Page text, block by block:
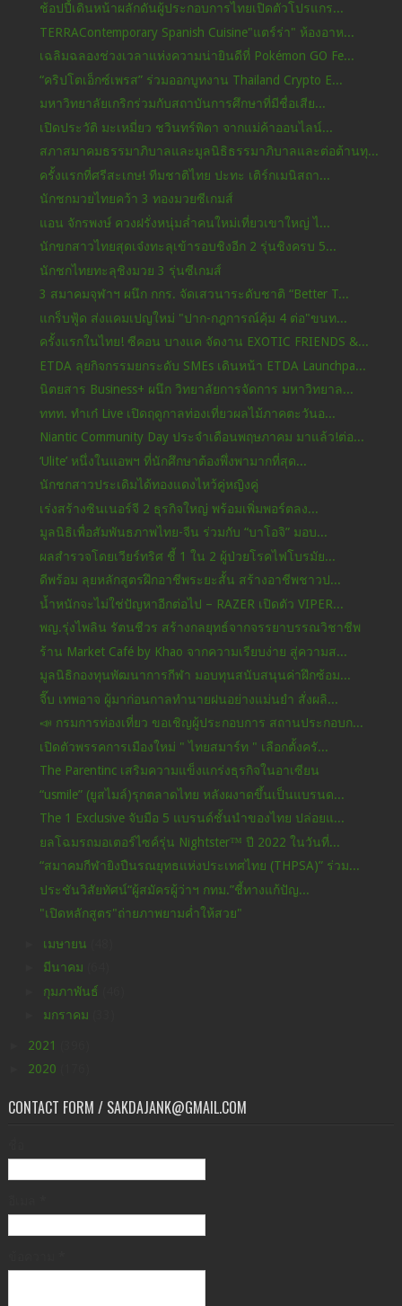
ช้อปปี้เดินหน้าผลักดันผู้ประกอบการไทยเปิดตัวโปรแกร...
TERRAContemporary Spanish Cuisine"แตร์ร่า" ห้องอาห...
เฉลิมฉลองช่วงเวลาแห่งความน่ายินดีที่ Pokémon GO Fe...
“คริปโตเอ็กซ์เพรส” ร่วมออกบูทงาน Thailand Crypto E...
มหาวิทยาลัยเกริกร่วมกับสถาบันการศึกษาที่มีชื่อเสีย...
เปิดประวัติ มะเหมี่ยว ชวินทร์พิดา จากแม่ค้าออนไลน์...
สภาสมาคมธรรมาภิบาลและมูลนิธิธรรมาภิบาลและต่อต้านทุ...
ครั้งแรกที่ศรีสะเกษ! ทีมชาติไทย ปะทะ เติร์กเมนิสถา...
นักชกมวยไทยคว้า 3 ทองมวยซีเกมส์
แอน จักรพงษ์ ควงฝรั่งหนุ่มล่ำคนใหม่เที่ยวเขาใหญ่ ไ...
นักขกสาวไทยสุดเจ๋งทะลุเข้ารอบชิงอีก 2 รุ่นชิงครบ 5...
นักชกไทยทะลุชิงมวย 3 รุ่นซีเกมส์
3 สมาคมจุฬาฯ ผนึก กกร. จัดเสวนาระดับชาติ “Better T...
แกร็บฟู้ด ส่งแคมเปญใหม่ "ปาก-กฎการณ์คุ้ม 4 ต่อ"ขนท...
ครั้งแรกในไทย! ซีคอน บางแค จัดงาน EXOTIC FRIENDS &...
ETDA ลุยกิจกรรมยกระดับ SMEs เดินหน้า ETDA Launchpa...
นิตยสาร Business+ ผนึก วิทยาลัยการจัดการ มหาวิทยาล...
ททท. ทำเก๋ Live เปิดฤดูกาลท่องเที่ยวผลไม้ภาคตะวันอ...
Niantic Community Day ประจำเดือนพฤษภาคม มาแล้ว!ต่อ...
‘Ulite’ หนึ่งในแอพฯ ที่นักศึกษาต้องพึ่งพามากที่สุด...
นักชกสาวประเดิมได้ทองแดงไหว้คู่หญิงคู่
เร่งสร้างซินเนอร์จี 2 ธุรกิจใหญ่ พร้อมเพิ่มพอร์ตลง...
มูลนิธิเพื่อสัมพันธภาพไทย-จีน ร่วมกับ “บาโอจิ” มอบ...
ผลสำรวจโดยเวียร์ทริศ ชี้ 1 ใน 2 ผู้ป่วยโรคไฟโบรมัย...
ดีพร้อม ลุยหลักสูตรฝึกอาชีพระยะสั้น สร้างอาชีพชาวป...
น้ำหนักจะไม่ใช่ปัญหาอีกต่อไป – RAZER เปิดตัว VIPER...
พญ.รุ่งไพลิน รัตนชีวร สร้างกลยุทธ์จากจรรยาบรรณวิชาชีพ
ร้าน Market Café by Khao จากความเรียบง่าย สู่ความส...
มูลนิธิกองทุนพัฒนาการกีฬา มอบทุนสนับสนุนค่าฝึกซ้อม...
จี๊บ เทพอาจ ผู้มาก่อนกาลทำนายฝนอย่างแม่นยำ สั่งผลิ...
📣 กรมการท่องเที่ยว ขอเชิญผู้ประกอบการ สถานประกอบก...
เปิดตัวพรรคการเมืองใหม่ " ไทยสมาร์ท " เลือกตั้งครั...
The Parentinc เสริมความแข็งแกร่งธุรกิจในอาเซียน
“usmile” (ยูสไมล์)รุกตลาดไทย หลังผงาดขึ้นเป็นแบรนด...
The 1 Exclusive จับมือ 5 แบรนด์ชั้นนำของไทย ปล่อยแ...
ยลโฉมรถมอเตอร์ไซค์รุ่น Nightster™ ปี 2022 ในวันที่...
“สมาคมกีฬายิงปืนรณยุทธแห่งประเทศไทย (THPSA)” ร่วม...
ประชันวิสัยทัศน์“ผู้สมัครผู้ว่าฯ กทม.”ชี้ทางแก้ปัญ...
"เปิดหลักสูตร"ถ่ายภาพยามค่ำให้สวย"
เมษายน
มีนาคม
กุมภาพันธ์
มกราคม
2021
2020
CONTACT FORM / SAKDAJANK@GMAIL.COM